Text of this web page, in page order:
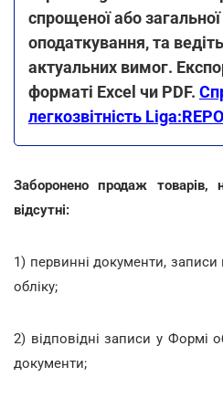
спрощеної або
оподаткування, та
актуальних вимог.
форматі Excel чи PDF.
легкозвітність
Заборонено продаж
відсутні:
1) первинні документи,
обліку;
2) відповідні записи у Формі
документи;